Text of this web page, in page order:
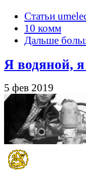
Статьи
10 комм
Дальше
Я водяной,
5 фев 2019